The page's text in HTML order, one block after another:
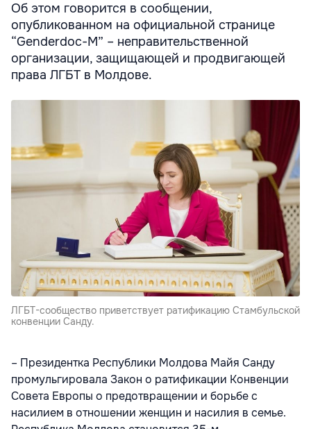
Об этом говорится в сообщении,
опубликованном на официальной странице
“Genderdoc-M” – неправительственной
организации, защищающей и продвигающей
права ЛГБТ в Молдове.
ЛГБТ-сообщество приветствует ратификацию Стамбульской
конвенции Санду.
– Президентка Республики Молдова Майя Санду
промульгировала Закон о ратификации Конвенции
Совета Европы о предотвращении и борьбе с
насилием в отношении женщин и насилия в семье.